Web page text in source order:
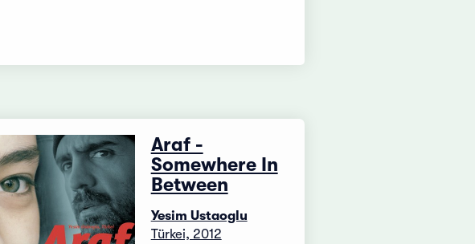
Araf -
Somewhere In
Between
Yesim Ustaoglu
Türkei, 2012